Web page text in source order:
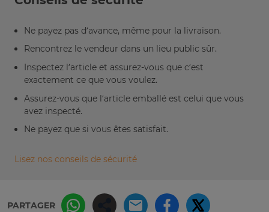
Ne payez pas d’avance, même pour la livraison.
Rencontrez le vendeur dans un lieu public sûr.
Inspectez l’article et assurez-vous que c’est
exactement ce que vous voulez.
Assurez-vous que l’article emballé est celui que vous
avez inspecté.
Ne payez que si vous êtes satisfait.
Lisez nos conseils de sécurité
PARTAGER